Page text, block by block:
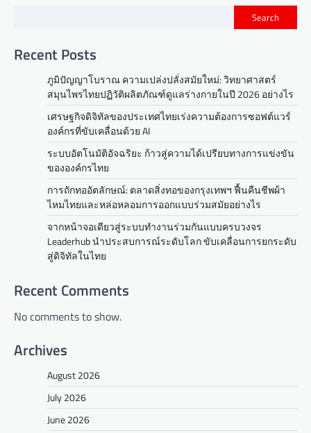
Search
Recent Posts
ภูมิปัญญาโบราณ ความเปล่งปลั่งสมัยใหม่: วิทยาศาสตร์
สมุนไพรไทยปฏิวัติผลิตภัณฑ์ดูแลร่างกายในปี 2026 อย่างไร
เศรษฐกิจดิจิทัลของประเทศไทยเร่งความต้องการซอฟต์แวร์
องค์กรที่ขับเคลื่อนด้วย AI
ระบบอัตโนมัติอัจฉริยะ ก้าวสู่ความได้เปรียบทางการแข่งขัน
ขององค์กรไทย
การถักทออัตลักษณ์: ตลาดสิ่งทอของกรุงเทพฯ ฟื้นคืนชีพผ้า
ไหมไทยและหล่อหลอมการออกแบบร่วมสมัยอย่างไร
จากหน้าจอเดียวสู่ระบบทำงานร่วมกันแบบครบวงจร
Leaderhub นำประสบการณ์ระดับโลก ขับเคลื่อนการยกระดับ
สู่ดิจิทัลในไทย
Recent Comments
No comments to show.
Archives
August 2026
July 2026
June 2026